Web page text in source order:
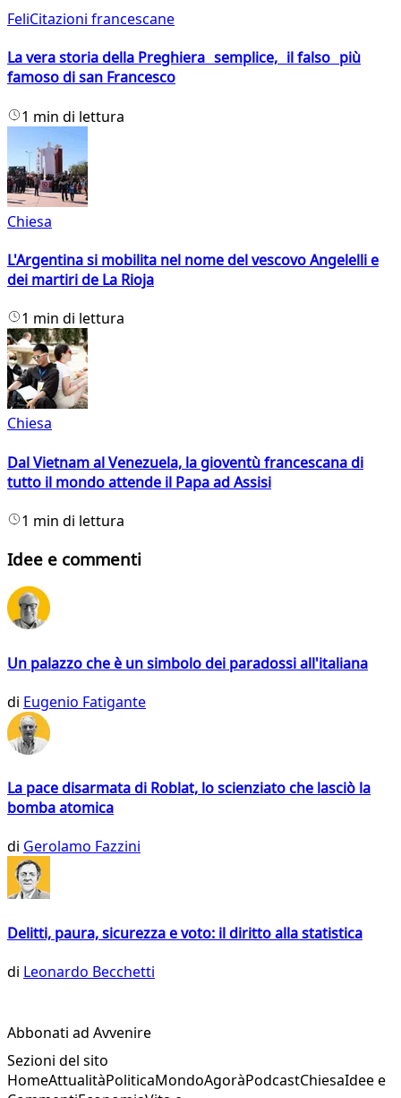
FeliCitazioni francescane
La vera storia della Preghiera semplice, il falso più
famoso di san Francesco
1 min di lettura
Chiesa
L'Argentina si mobilita nel nome del vescovo Angelelli e
dei martiri de La Rioja
1 min di lettura
Chiesa
Dal Vietnam al Venezuela, la gioventù francescana di
tutto il mondo attende il Papa ad Assisi
1 min di lettura
Idee e commenti
Un palazzo che è un simbolo dei paradossi all'italiana
di Eugenio Fatigante
La pace disarmata di Roblat, lo scienziato che lasciò la
bomba atomica
di Gerolamo Fazzini
Delitti, paura, sicurezza e voto: il diritto alla statistica
di Leonardo Becchetti
Abbonati ad Avvenire
Sezioni del sito
HomeAttualitàPoliticaMondoAgoràPodcastChiesaIdee e